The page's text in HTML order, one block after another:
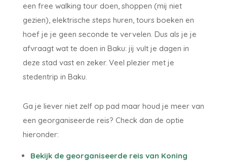
een free walking tour doen, shoppen (mij niet
gezien), elektrische steps huren, tours boeken en
hoef je je geen seconde te vervelen. Dus als je je
afvraagt wat te doen in Baku: jij vult je dagen in
deze stad vast en zeker. Veel plezier met je
stedentrip in Baku.
Ga je liever niet zelf op pad maar houd je meer van
een georganiseerde reis? Check dan de optie
hieronder:
Bekijk de georganiseerde reis van Koning